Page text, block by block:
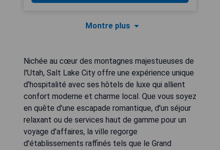
Montre plus
Nichée au cœur des montagnes majestueuses de
l'Utah, Salt Lake City offre une expérience unique
d'hospitalité avec ses hôtels de luxe qui allient
confort moderne et charme local. Que vous soyez
en quête d'une escapade romantique, d'un séjour
relaxant ou de services haut de gamme pour un
voyage d'affaires, la ville regorge
d'établissements raffinés tels que le Grand